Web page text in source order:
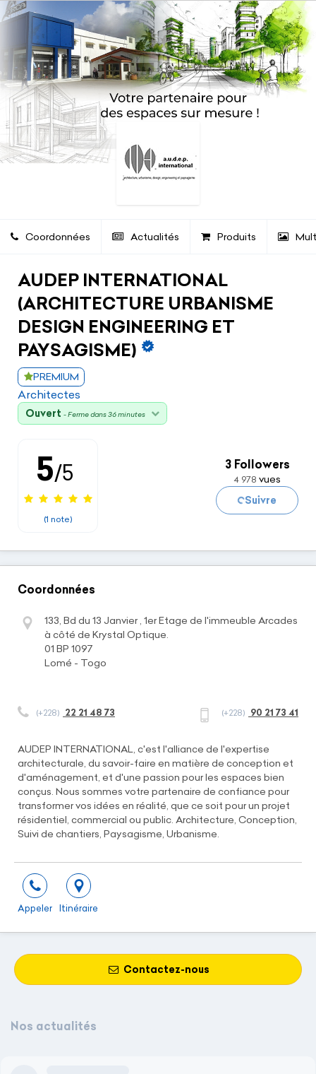
Coordonnées Actualités Produits
AUDEP INTERNATIONAL
(ARCHITECTURE URBANISME
DESIGN ENGINEERING ET
PAYSAGISME)
PREMIUM
Architectes
Ouvert - Ferme dans 36 minutes
5/5
(1 note)
3 Followers
4 978 vues
Chargement...Suivre
Coordonnées
133, Bd du 13 Janvier , 1er Etage de l'immeuble Arcades
à côté de Krystal Optique.
01 BP 1097
Lomé - Togo
(+228) 22 21 48 73 (+228) 90 21 73 41
AUDEP INTERNATIONAL, c'est l'alliance de l'expertise
architecturale, du savoir-faire en matière de conception et
d'aménagement, et d'une passion pour les espaces bien
conçus. Nous sommes votre partenaire de confiance pour
transformer vos idées en réalité, que ce soit pour un projet
résidentiel, commercial ou public. Architecture, Conception,
Suivi de chantiers, Paysagisme, Urbanisme.
Appeler Itinéraire
Contactez-nous
Nos actualités